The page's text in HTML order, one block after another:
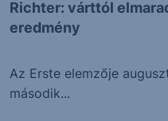
Richter: várttól
eredmény
Az Erste elemzője
második...